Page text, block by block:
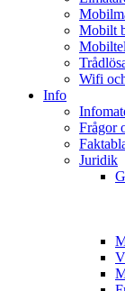
Mobilt
Wifi
Info
Frågor
Juridik